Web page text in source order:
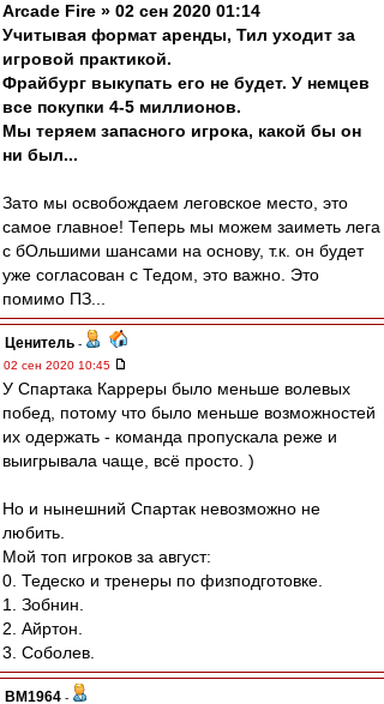
Arcade Fire » 02 сен 2020 01:14
Учитывая формат аренды, Тил уходит за
игровой практикой.
Фрайбург выкупать его не будет. У немцев
все покупки 4-5 миллионов.
Мы теряем запасного игрока, какой бы он
ни был...
Зато мы освобождаем леговское место, это
самое главное! Теперь мы можем заиметь лега
с бОльшими шансами на основу, т.к. он будет
уже согласован с Тедом, это важно. Это
помимо ПЗ...
Ценитель -
02 сен 2020 10:45
У Спартака Карреры было меньше волевых
побед, потому что было меньше возможностей
их одержать - команда пропускала реже и
выигрывала чаще, всё просто. )
Но и нынешний Спартак невозможно не
любить.
Мой топ игроков за август:
0. Тедеско и тренеры по физподготовке.
1. Зобнин.
2. Айртон.
3. Соболев.
BM1964 -